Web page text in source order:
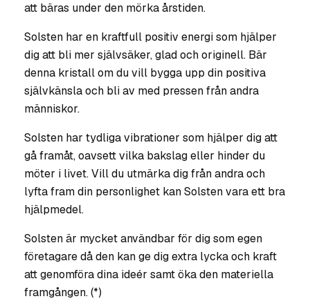
att bäras under den mörka årstiden.
Solsten har en kraftfull positiv energi som hjälper
dig att bli mer självsäker, glad och originell. Bär
denna kristall om du vill bygga upp din positiva
självkänsla och bli av med pressen från andra
människor.
Solsten har tydliga vibrationer som hjälper dig att
gå framåt, oavsett vilka bakslag eller hinder du
möter i livet. Vill du utmärka dig från andra och
lyfta fram din personlighet kan Solsten vara ett bra
hjälpmedel.
Solsten är mycket användbar för dig som egen
företagare då den kan ge dig extra lycka och kraft
att genomföra dina ideér samt öka den materiella
framgången. (*)